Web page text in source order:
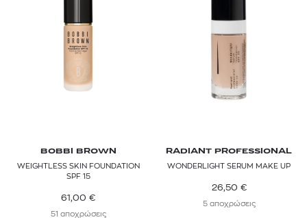
BOBBI BROWN
WEIGHTLESS SKIN FOUNDATION
SPF 15
61,00 €
51 αποχρώσεις
RADIANT PROFESSIONAL
WONDERLIGHT SERUM MAKE UP
26,50 €
5 αποχρώσεις